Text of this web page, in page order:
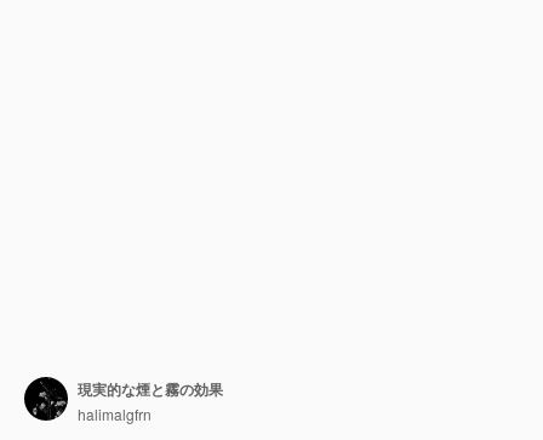
現実的な煙と霧の効果
halimalgfrn